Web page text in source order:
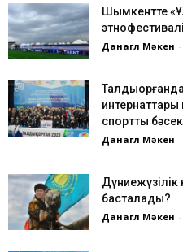
Шымкентте
этнофестивалі
Данагүл Мәкен -
спорттық
Данагүл Мәкен -
басталады?
Данагүл Мәкен -